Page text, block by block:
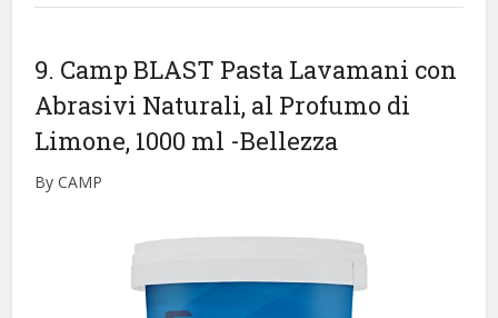
9. Camp BLAST Pasta Lavamani con
Abrasivi Naturali, al Profumo di
Limone, 1000 ml -Bellezza
By CAMP